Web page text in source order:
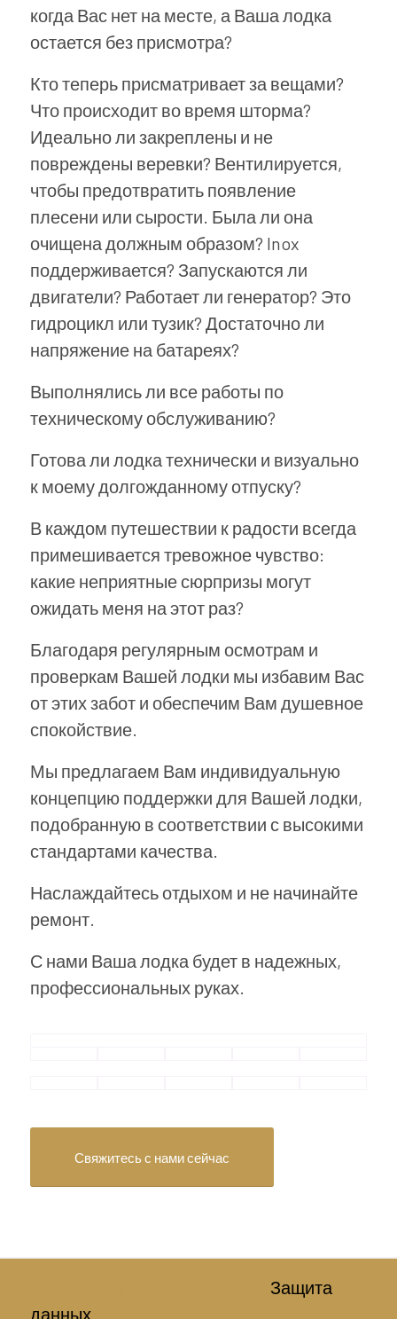
когда Вас нет на месте, а Ваша лодка
остается без присмотра?
Кто теперь присматривает за вещами?
Что происходит во время шторма?
Идеально ли закреплены и не
повреждены веревки? Вентилируется,
чтобы предотвратить появление
плесени или сырости. Была ли она
очищена должным образом? Inox
поддерживается? Запускаются ли
двигатели? Работает ли генератор? Это
гидроцикл или тузик? Достаточно ли
напряжение на батареях?
Выполнялись ли все работы по
техническому обслуживанию?
Готова ли лодка технически и визуально
к моему долгожданному отпуску?
В каждом путешествии к радости всегда
примешивается тревожное чувство:
какие неприятные сюрпризы могут
ожидать меня на этот раз?
Благодаря регулярным осмотрам и
проверкам Вашей лодки мы избавим Вас
от этих забот и обеспечим Вам душевное
спокойствие.
Мы предлагаем Вам индивидуальную
концепцию поддержки для Вашей лодки,
подобранную в соответствии с высокими
стандартами качества.
Наслаждайтесь отдыхом и не начинайте
ремонт.
С нами Ваша лодка будет в надежных,
профессиональных руках.
Свяжитесь с нами сейчас
Защита
данных